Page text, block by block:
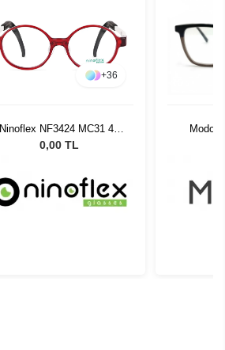
+36
Ninoflex NF3424 MC31 44
16 128
0,00 TL
Modo